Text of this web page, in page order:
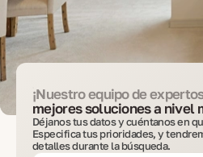
¡Nuestro equipo de
mejores soluciones a nivel
Déjanos tus datos y cuéntanos en
Especifica tus prioridades, y
detalles durante la búsqueda.